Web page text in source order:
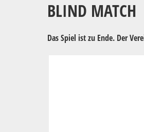
BLIND MATCH
Das Spiel ist zu Ende. Der